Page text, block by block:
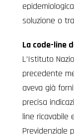
soluzione o
La code-line
L’Istituto
precedente
aveva già
precisa
line ricavabile
Previdenziale